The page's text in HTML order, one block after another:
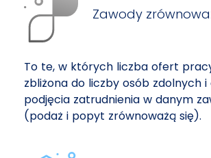
Zawody
To te, w których liczba ofert
zbliżona do liczby osób zdolnych
podjęcia zatrudnienia w danym
(podaż i popyt zrównoważą się).